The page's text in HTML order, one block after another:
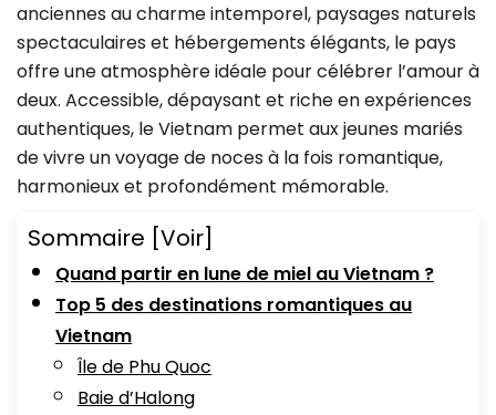
anciennes au charme intemporel, paysages naturels
spectaculaires et hébergements élégants, le pays
offre une atmosphère idéale pour célébrer l’amour à
deux. Accessible, dépaysant et riche en expériences
authentiques, le Vietnam permet aux jeunes mariés
de vivre un voyage de noces à la fois romantique,
harmonieux et profondément mémorable.
Sommaire [Voir]
Quand partir en lune de miel au Vietnam ?
Top 5 des destinations romantiques au
Vietnam
Île de Phu Quoc
Baie d’Halong